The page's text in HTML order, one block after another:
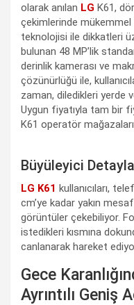
olarak anılan LG K61,
çekimlerinde
teknolojisi ile dikkatleri
bulunan 48 MP’lik
derinlik kamerası ve
çözünürlüğü ile,
zaman, diledikleri yerde
Uygun fiyatıyla tam bir
K61 operatör
Büyüleyici
LG K61 kullanıcıları,
cm’ye kadar yakın
görüntüler çekebiliyor.
istedikleri kısmına
canlanarak hareket
Gece
Ayrıntılı Geniş